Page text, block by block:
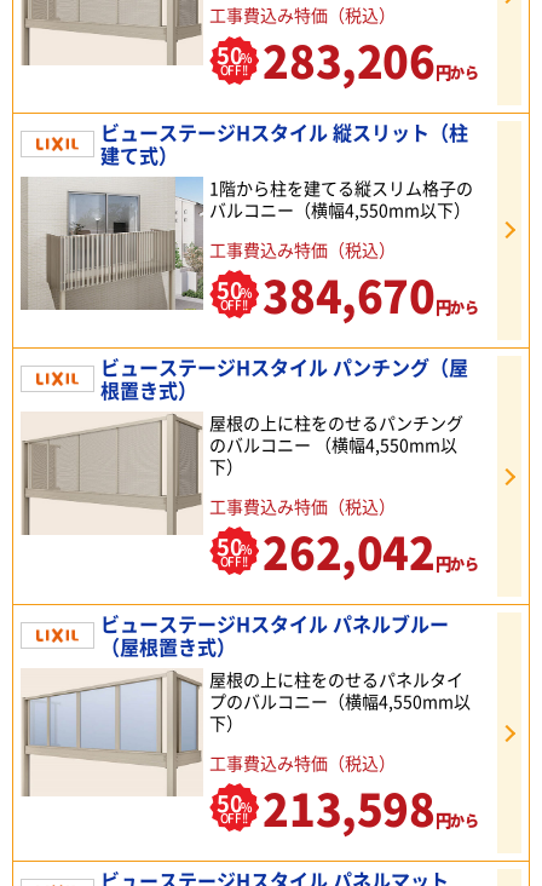
工事費込み特価（税込）
50%
OFF!! 283,206円から
ビューステージHスタイル 縦スリット（柱
建て式）
1階から柱を建てる縦スリム格子の
バルコニー（横幅4,550mm以下）
工事費込み特価（税込）
50%
OFF!! 384,670円から
ビューステージHスタイル パンチング（屋
根置き式）
屋根の上に柱をのせるパンチング
のバルコニー （横幅4,550mm以
下）
工事費込み特価（税込）
50%
OFF!! 262,042円から
ビューステージHスタイル パネルブルー
（屋根置き式）
屋根の上に柱をのせるパネルタイ
プのバルコニー（横幅4,550mm以
下）
工事費込み特価（税込）
50%
OFF!! 213,598円から